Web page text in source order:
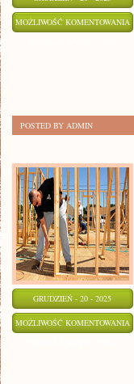
MOŻLIWOŚĆ KOMENTOWANIA
POSTED BY ADMIN
GRUDZIEŃ - 20 - 2025
MOŻLIWOŚĆ KOMENTOWANIA